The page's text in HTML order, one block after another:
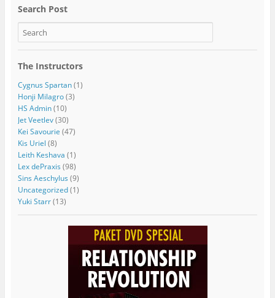
Search Post
The Instructors
Cygnus Spartan(1)
Honji Milagro(3)
HS Admin(10)
Jet Veetlev(30)
Kei Savourie (47)
Kis Uriel (8)
Leith Keshava (1)
Lex dePraxis (98)
Sins Aeschylus (9)
Uncategorized(1)
Yuki Starr(13)